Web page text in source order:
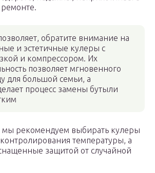
обратите внимание на
и эстетичные кулеры с
и компрессором. Их
позволяет мгновенного
для большой семьи, а
процесс замены бутыли
мы рекомендуем выбирать кулеры
температуры, а
защитой от случайной